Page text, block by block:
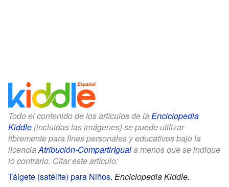
Todo el contenido de los artículos de la Enciclopedia
Kiddle (incluidas las imágenes) se puede utilizar
libremente para fines personales y educativos bajo la
licenciaAtribución-CompartirIguala menos que se indique
lo contrario. Citar este artículo:
Táigete (satélite) para Niños. Enciclopedia Kiddle.